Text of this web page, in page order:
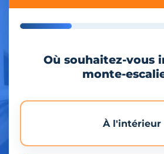
Où souhaitez-vous
monte-
À l'intérieur